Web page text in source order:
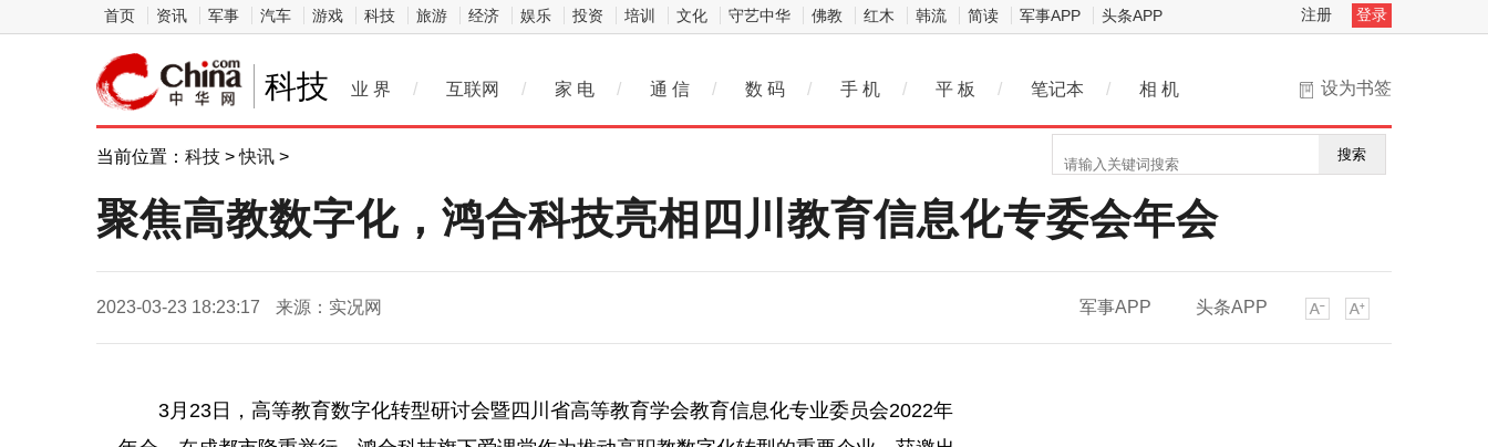
首页 资讯 军事 汽车 游戏 科技 旅游 经济 娱乐 投资 培训 文化 守艺中华 佛教 红木 韩流 简读 军事APP 头条APP 注册 登录
科技 设为书签
业 界 / 互联网 / 家 电 / 通 信 / 数 码 / 手 机 / 平 板 / 笔记本 / 相 机
当前位置： 科技 >快讯 > 搜索
聚焦高教数字化，鸿合科技亮相四川教育信息化专委会年会
2023-03-23 18:23:17 来源：实况网 军事APP 头条APP
3月23日，高等教育数字化转型研讨会暨四川省高等教育学会教育信息化专业委员会2022年